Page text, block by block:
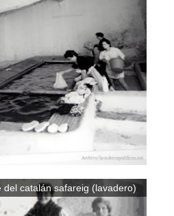
del catalán safareig (lavadero)